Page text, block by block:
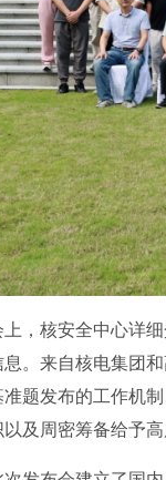
上，核安全中心详
息。来自核电集团
准题发布的工作机
及周密筹备给予高